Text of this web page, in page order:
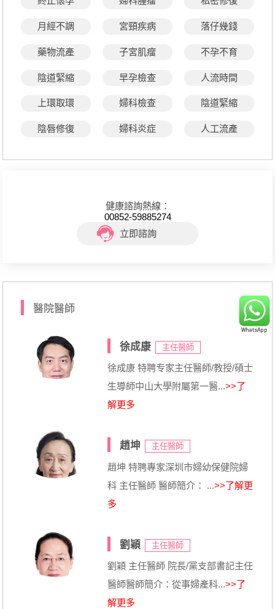
月經不調 宮頸疾病 落仔幾錢
藥物流產 子宮肌瘤 不孕不育
陰道緊縮 早孕檢查 人流時間
上環取環 婦科檢查 陰道緊縮
陰唇修復 婦科炎症 人工流產
健康諮詢熱線：
00852-59885274
立即諮詢
醫院醫師
徐成康 主任醫師
徐成康 特聘专家主任醫師/教授/碩士
生導師中山大學附屬第一醫...>>了
解更多
趙坤 主任醫師
趙坤 特聘專家深圳市婦幼保健院婦
科 主任醫師 醫師簡介： ...>>了解更
多
劉穎 主任醫師
劉穎 主任醫師 院長/黨支部書記主任
醫師醫師簡介：從事婦產科...>>了
解更多